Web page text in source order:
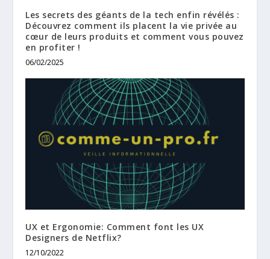
Les secrets des géants de la tech enfin révélés :
Découvrez comment ils placent la vie privée au
cœur de leurs produits et comment vous pouvez
en profiter !
06/02/2025
UX et Ergonomie: Comment font les UX
Designers de Netflix?
12/10/2022